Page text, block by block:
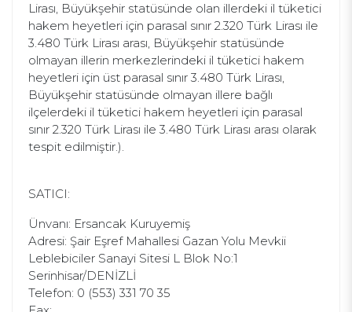
Lirası, Büyükşehir statüsünde olan illerdeki il tüketici
hakem heyetleri için parasal sınır 2.320 Türk Lirası ile
3.480 Türk Lirası arası, Büyükşehir statüsünde
olmayan illerin merkezlerindeki il tüketici hakem
heyetleri için üst parasal sınır 3.480 Türk Lirası,
Büyükşehir statüsünde olmayan illere bağlı
ilçelerdeki il tüketici hakem heyetleri için parasal
sınır 2.320 Türk Lirası ile 3.480 Türk Lirası arası olarak
tespit edilmiştir.).
SATICI:
Ünvanı: Ersancak Kuruyemiş
Adresi: Şair Eşref Mahallesi Gazan Yolu Mevkii
Leblebiciler Sanayi Sitesi L Blok No:1
Serinhisar/DENİZLİ
Telefon: 0 (553) 331 70 35